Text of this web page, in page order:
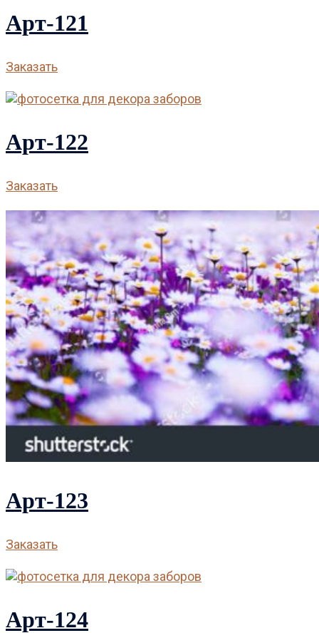
Арт-121
Заказать
Арт-122
Заказать
Арт-123
Заказать
Арт-124